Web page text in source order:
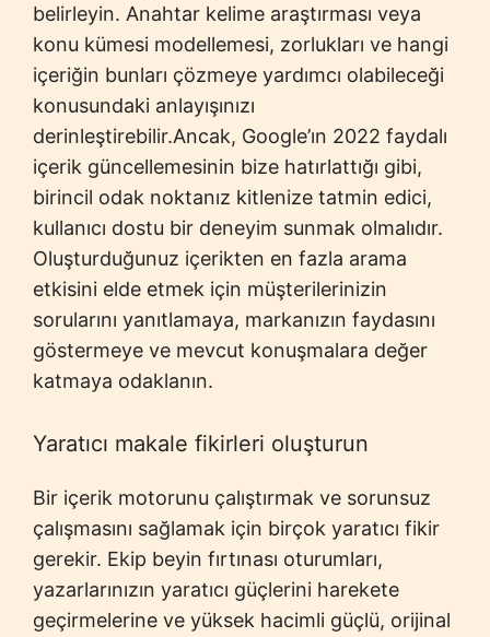
belirleyin. Anahtar kelime araştırması veya
konu kümesi modellemesi, zorlukları ve hangi
içeriğin bunları çözmeye yardımcı olabileceği
konusundaki anlayışınızı
derinleştirebilir.Ancak, Google’ın 2022 faydalı
içerik güncellemesinin bize hatırlattığı gibi,
birincil odak noktanız kitlenize tatmin edici,
kullanıcı dostu bir deneyim sunmak olmalıdır.
Oluşturduğunuz içerikten en fazla arama
etkisini elde etmek için müşterilerinizin
sorularını yanıtlamaya, markanızın faydasını
göstermeye ve mevcut konuşmalara değer
katmaya odaklanın.
Yaratıcı makale fikirleri oluşturun
Bir içerik motorunu çalıştırmak ve sorunsuz
çalışmasını sağlamak için birçok yaratıcı fikir
gerekir. Ekip beyin fırtınası oturumları,
yazarlarınızın yaratıcı güçlerini harekete
geçirmelerine ve yüksek hacimli güçlü, orijinal